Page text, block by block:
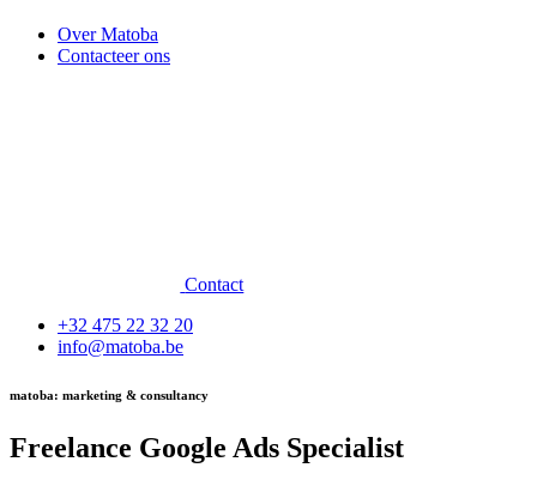
Over Matoba
Contacteer ons
Contact
+32 475 22 32 20
info@matoba.be
matoba: marketing & consultancy
Freelance Google Ads Specialist